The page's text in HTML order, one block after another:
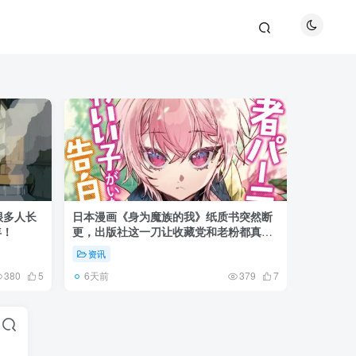
多人长
380 5
日本漫画《身为魔族的我》纸质书突然断
更，出版社这一刀让收藏党和老粉都真慌
了起来！
资讯
6天前 379 7